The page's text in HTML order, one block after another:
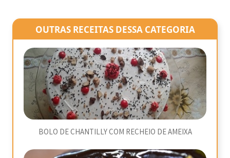
OUTRAS RECEITAS DESSA CATEGORIA
BOLO DE CHANTILLY COM RECHEIO DE AMEIXA